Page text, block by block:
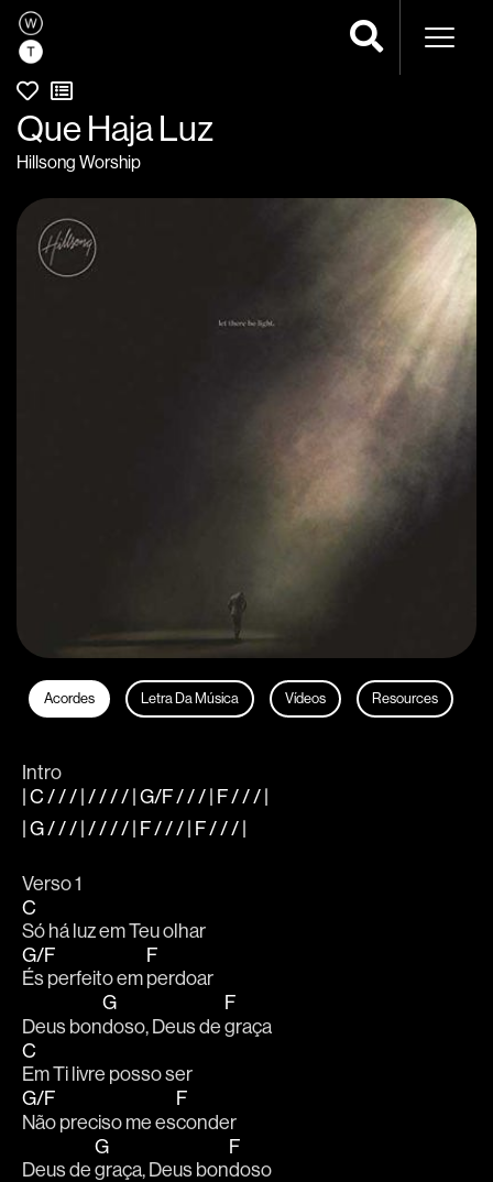
Que Haja Luz
Hillsong Worship
Acordes Letra Da Música Vídeos Resources
Intro
| C / / / | / / / / | G/F / / / | F / / / |
| G / / / | / / / / | F / / / | F / / / |
Verso 1
C
Só há luz em Teu olhar
G/F
És perfeito em
F
perdoar
Deus bon
G
doso, Deus de
F
graça
C
Em Ti livre posso ser
G/F
Não preciso me es
F
conder
Deus de
G
graça, Deus bon
F
doso